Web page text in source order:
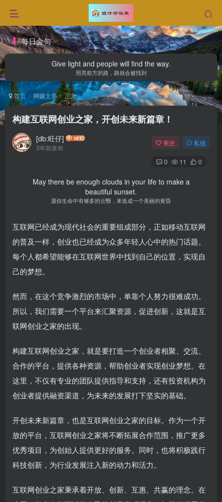
每日金句
Give light and people will find the way.
照亮前方的路，路就会被找到
首页 网赚文章 正文
构建互联网创业之家，开创未来新篇章！
[db:旺仔]
3年前发布
关注 私信
0 11 0
May there be enough clouds in your life to make a
beautiful sunset.
愿你生命中有够多的云翳，来造成一个美丽的黄昏
互联网已经成为现代社会的重要组成部分，正如移动互联网
的普及一样，创业也已经成为众多年轻人心中的热门话题。
每个人都希望能够在互联网世界中找到自己的位置，实现自
己的梦想。
然而，在这个竞争激烈的市场中，单靠个人努力很难成功。
所以，我们需要一个平台来汇聚资源，促进创新，这就是互
联网创业之家的出现。
构建互联网创业之家，就是要打造一个创业者相聚、交流、
合作的平台，提供各种资源，帮助创业者实现创业梦想。在
这里，不仅有专业的团队提供指导和支持，还有投资机构为
创业者提供融资渠道，为未来的发展打下坚实的基础。
开创未来新篇章，也是互联网创业之家的目标。作为一个开
放的平台，互联网创业之家将不断拓展合作范围，推广更多
优秀项目，为创始人提供更好的服务。同时，也将积极践行
科技创新，为行业发展注入新的动力和活力。
互联网创业之家秉承着开放、创新、互惠、共赢的理念。在